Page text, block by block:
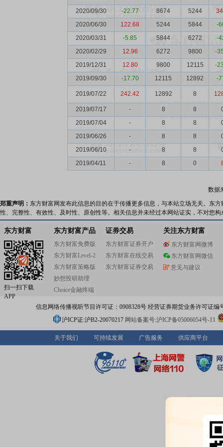
2020/09/30
-22.77 8674 5244
2020/06/30
122.68 5244 5844
-
2020/03/31
-5.85 5844 6272
-
2020/02/29
12.96 6272 9800
-
2019/12/31
12.80 9800 12115
-
2019/09/30
-17.70 12115 12892 -
2019/07/22 242.42 12892 8
2019/07/17 - 8 8
2019/07/04
- 8 8
2019/06/26
- 8 8
2019/06/10
- 8 8
2019/04/11
- 8 0
数据
郑重声明： 东方财富网发布此信息的目的在于传播更多信息，与本站立场无关。东
性、完整性、有效性、及时性、原创性等。相关信息并未经过本网站证实，不对您
东方财富
扫一扫下载
APP
东方财富产品
东方财富免费版
东方财富Level-2
东方财富策略版
妙想投研助理
Choice金融终端
证券交易
东方财富证券开户
东方财富在线交易
东方财富证券交易
关注东方财富
东方财富网微博
东方财富网微信
意见与建议
信息网络传播视听节目许可证：0908328号 经营证券期货业务许可证编
沪ICP证:沪B2-20070217 网站备案号:沪ICP备05006054号-11
关于我们 可持续发展 广告服务 供应商平台